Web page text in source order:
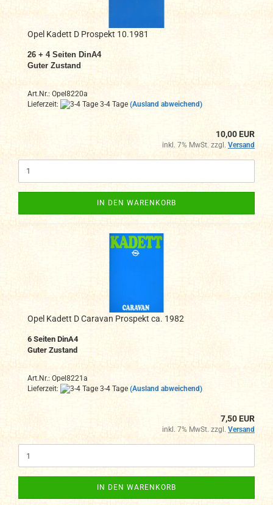
Opel Kadett D Prospekt 10.1981
26 + 4 Seiten DinA4
Guter Zustand
Art.Nr.: Opel8220a
Lieferzeit:
3-4 Tage (Ausland abweichend)
10,00 EUR
inkl. 7% MwSt. zzgl. Versand
IN DEN WARENKORB
Opel Kadett D Caravan Prospekt ca. 1982
6 Seiten DinA4
Guter Zustand
Art.Nr.: Opel8221a
Lieferzeit:
3-4 Tage (Ausland abweichend)
7,50 EUR
inkl. 7% MwSt. zzgl. Versand
IN DEN WARENKORB